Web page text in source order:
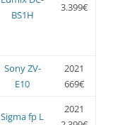
BS1H
3.399€
Sony ZV-
E10
2021
669€
Sigma fp L
2021